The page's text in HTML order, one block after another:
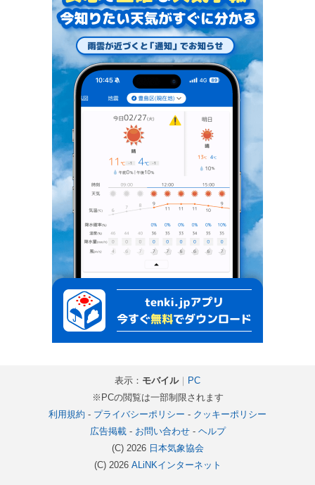
表示： モバイル｜ PC
※PCの閲覧は一部制限されます
利用規約 - プライバシーポリシー - クッキーポリシー
広告掲載- お問い合わせ- ヘルプ
(C) 2026 日本気象協会
(C) 2026 ALiNKインターネット